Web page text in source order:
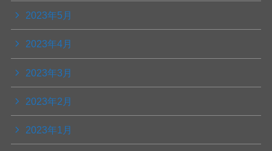
2023年5月
2023年4月
2023年3月
2023年2月
2023年1月